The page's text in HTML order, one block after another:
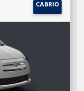
CABRIO